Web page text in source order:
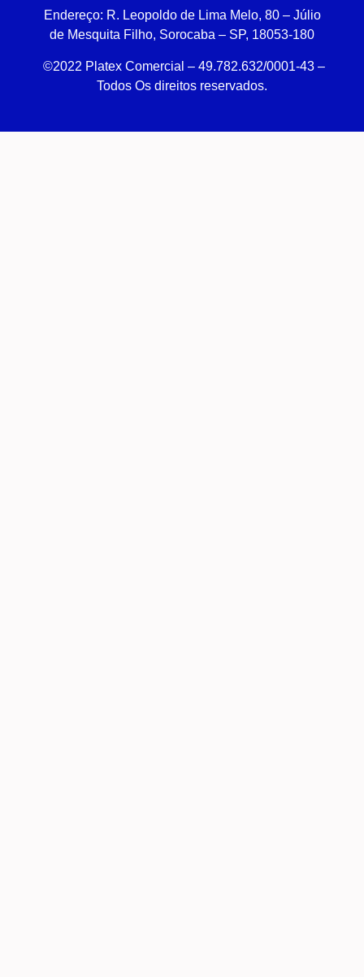
Endereço: R. Leopoldo de Lima Melo, 80 – Júlio
de Mesquita Filho, Sorocaba – SP, 18053-180
©2022 Platex Comercial – 49.782.632/0001-43 –
Todos Os direitos reservados.